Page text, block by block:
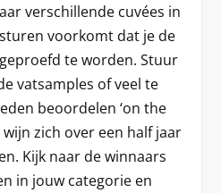
verschillende cuvées in
voorkomt dat je de
te worden. Stuur
vatsamples of veel te
beoordelen ‘on the
zich over een half jaar
Kijk naar de winnaars
in jouw categorie en